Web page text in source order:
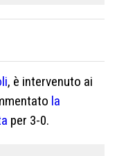
, è intervenuto ai
la
per 3-0.